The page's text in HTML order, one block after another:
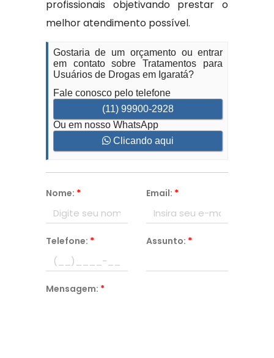
profissionais objetivando prestar o
melhor atendimento possível.
Gostaria de um orçamento ou entrar
em contato sobre Tratamentos para
Usuários de Drogas em Igaratá?
Fale conosco pelo telefone
(11) 99900-2928
Ou em nosso WhatsApp
Clicando aqui
Nome: * Email: *
Telefone: * Assunto: *
Mensagem: *